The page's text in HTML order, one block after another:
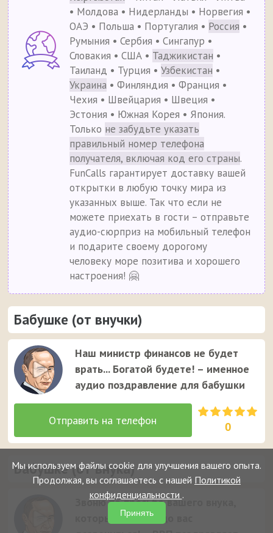
• Молдова • Нидерланды • Норвегия •
ОАЭ • Польша • Португалия • Россия •
Румыния • Сербия • Сингапур •
Словакия • США • Таджикистан •
Таиланд • Турция •Узбекистан •
Украина • Финляндия • Франция •
Чехия • Швейцария • Швеция •
Эстония • Южная Корея • Япония.
Только не забудьте указать
правильный номер телефона
получателя, включая код его страны.
FunCalls гарантирует доставку вашей
открытки в любую точку мира из
указанных выше. Так что если не
можете приехать в гости – отправьте
аудио-сюрприз на мобильный телефон
и подарите своему дорогому
человеку море позитива и хорошего
настроения! 🤗
Бабушке (от внучки)
Наш министр финансов не будет
врать... Богатой будете! – именное
аудио поздравление для бабушки
0
Бабушке (от внука)
Звоню по просьбе вашего внука,
который не смог до вас
Мы используем файлы cookie для улучшения вашего опыта.
Продолжая, вы соглашаетесь с нашей Политикой
конфиденциальности .
Принять